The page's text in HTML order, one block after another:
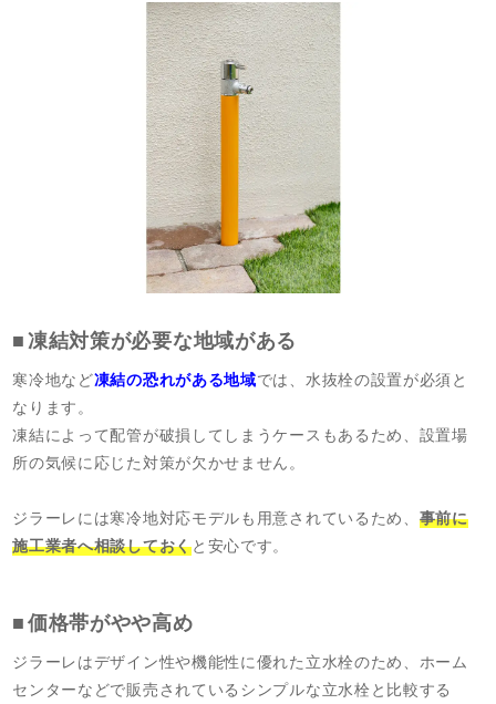
凍結対策が必要な地域がある
寒冷地など凍結の恐れがある地域では、水抜栓の設置が必須と
なります。
凍結によって配管が破損してしまうケースもあるため、設置場
所の気候に応じた対策が欠かせません。
ジラーレには寒冷地対応モデルも用意されているため、 事前に
施工業者へ相談しておくと安心です。
価格帯がやや高め
ジラーレはデザイン性や機能性に優れた立水栓のため、ホーム
センターなどで販売されているシンプルな立水栓と比較する